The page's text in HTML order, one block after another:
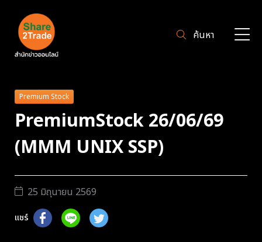
ค้นหา
Premium Stock
PremiumStock 26/06/69
(MMM UNIX SSP)
25 มิถุนายน 2569
แชร์